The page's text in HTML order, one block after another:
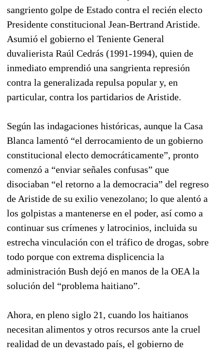
sangriento golpe de Estado contra el recién electo
Presidente constitucional Jean-Bertrand Aristide.
Asumió el gobierno el Teniente General
duvalierista Raúl Cedrás (1991-1994), quien de
inmediato emprendió una sangrienta represión
contra la generalizada repulsa popular y, en
particular, contra los partidarios de Aristide.
Según las indagaciones históricas, aunque la Casa
Blanca lamentó “el derrocamiento de un gobierno
constitucional electo democráticamente”, pronto
comenzó a “enviar señales confusas” que
disociaban “el retorno a la democracia” del regreso
de Aristide de su exilio venezolano; lo que alentó a
los golpistas a mantenerse en el poder, así como a
continuar sus crímenes y latrocinios, incluida su
estrecha vinculación con el tráfico de drogas, sobre
todo porque con extrema displicencia la
administración Bush dejó en manos de la OEA la
solución del “problema haitiano”.
Ahora, en pleno siglo 21, cuando los haitianos
necesitan alimentos y otros recursos ante la cruel
realidad de un devastado país, el gobierno de